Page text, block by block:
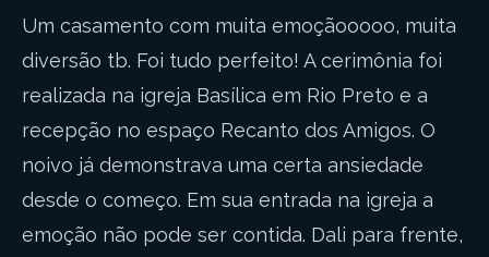
Um casamento com muita emoçãooooo, muita
diversão tb. Foi tudo perfeito! A cerimônia foi
realizada na igreja Basílica em Rio Preto e a
recepção no espaço Recanto dos Amigos. O
noivo já demonstrava uma certa ansiedade
desde o começo. Em sua entrada na igreja a
emoção não pode ser contida. Dali para frente,